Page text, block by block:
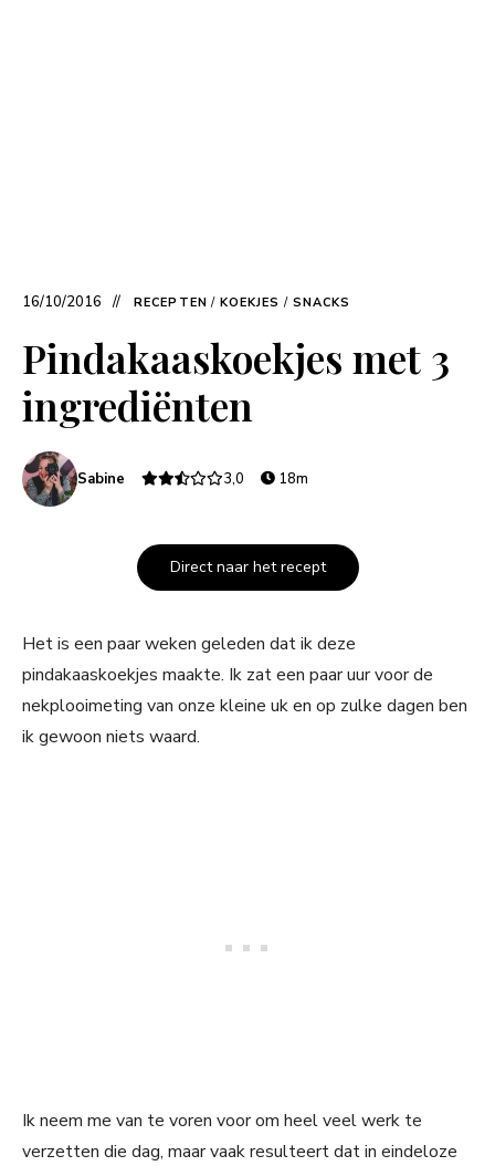
16/10/2016 RECEPTEN / KOEKJES / SNACKS
Pindakaaskoekjes met 3
ingrediënten
Sabine 3,0 18m
Direct naar het recept
Het is een paar weken geleden dat ik deze
pindakaaskoekjes maakte. Ik zat een paar uur voor de
nekplooimeting van onze kleine uk en op zulke dagen ben
ik gewoon niets waard.
Ik neem me van te voren voor om heel veel werk te
verzetten die dag, maar vaak resulteert dat in eindeloze